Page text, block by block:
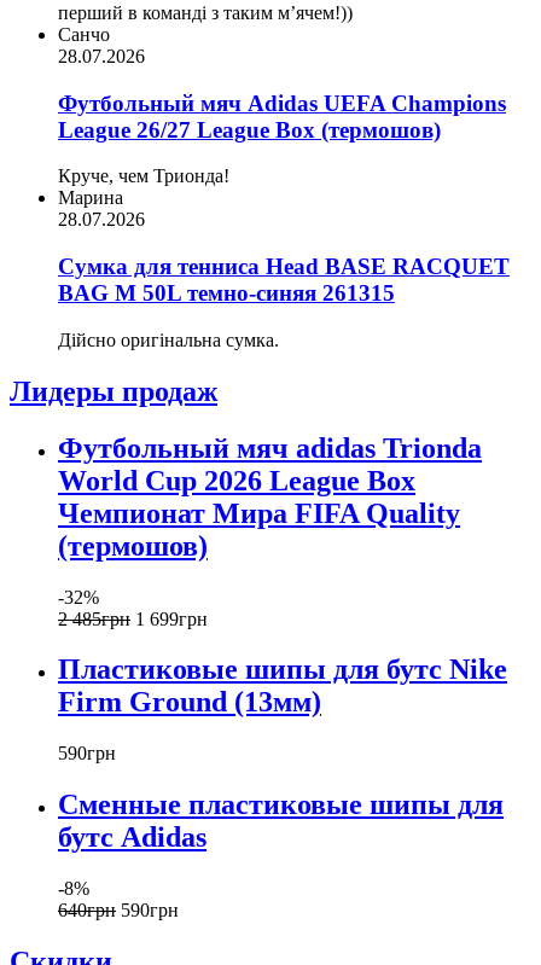
перший в команді з таким мʼячем!))
Санчо
28.07.2026
Футбольный мяч Adidas UEFA Champions
League 26/27 League Box (термошов)
Круче, чем Трионда!
Марина
28.07.2026
Сумка для тенниса Head BASE RACQUET
BAG M 50L темно-синяя 261315
Дійсно оригінальна сумка.
Лидеры продаж
Футбольный мяч adidas Trionda
World Cup 2026 League Box
Чемпионат Мира FIFA Quality
(термошов)
-32%
2 485грн 1 699грн
Пластиковые шипы для бутс Nike
Firm Ground (13мм)
590грн
Сменные пластиковые шипы для
бутс Adidas
-8%
640грн 590грн